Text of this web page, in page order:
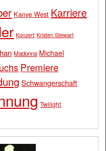
Kanye West Karriere
Konzert Kristen Stewart
Madonna Michael
Premiere
Schwangerschaft
Twilight